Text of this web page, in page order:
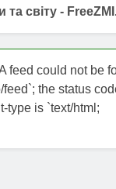
та світу -
feed could not be
feed`; the status
type is `text/html;